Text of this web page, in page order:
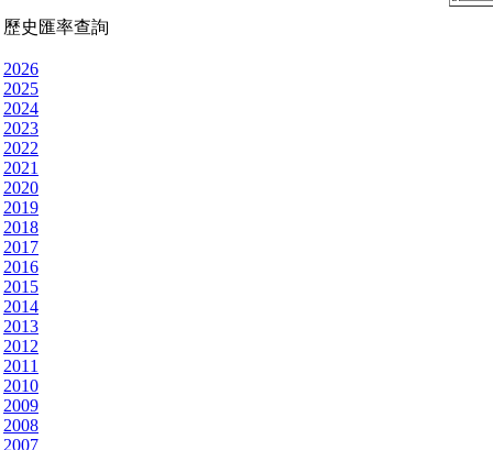
歷史匯率查詢
2026
2025
2024
2023
2022
2021
2020
2019
2018
2017
2016
2015
2014
2013
2012
2011
2010
2009
2008
2007